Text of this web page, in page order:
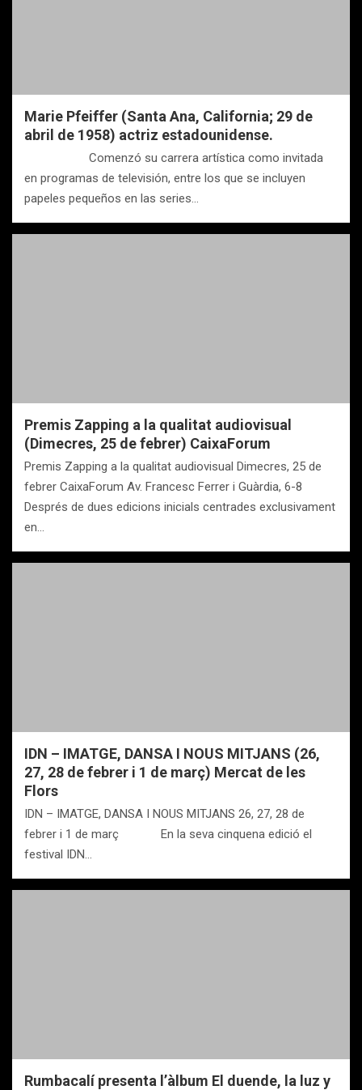
Marie Pfeiffer (Santa Ana, California; 29 de
abril de 1958) actriz estadounidense.
Comenzó su carrera artística como invitada
en programas de televisión, entre los que se incluyen
papeles pequeños en las series…
Premis Zapping a la qualitat audiovisual
(Dimecres, 25 de febrer) CaixaForum
Premis Zapping a la qualitat audiovisual Dimecres, 25 de
febrer CaixaForum Av. Francesc Ferrer i Guàrdia, 6-8
Després de dues edicions inicials centrades exclusivament
en…
IDN – IMATGE, DANSA I NOUS MITJANS (26,
27, 28 de febrer i 1 de març) Mercat de les
Flors
IDN – IMATGE, DANSA I NOUS MITJANS 26, 27, 28 de
febrer i 1 de març En la seva cinquena edició el
festival IDN…
Rumbacalí presenta l’àlbum El duende, la luz y